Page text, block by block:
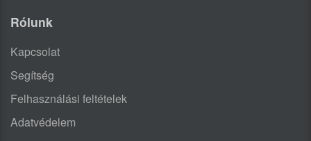
Rólunk
Kapcsolat
Segítség
Felhasználási feltételek
Adatvédelem